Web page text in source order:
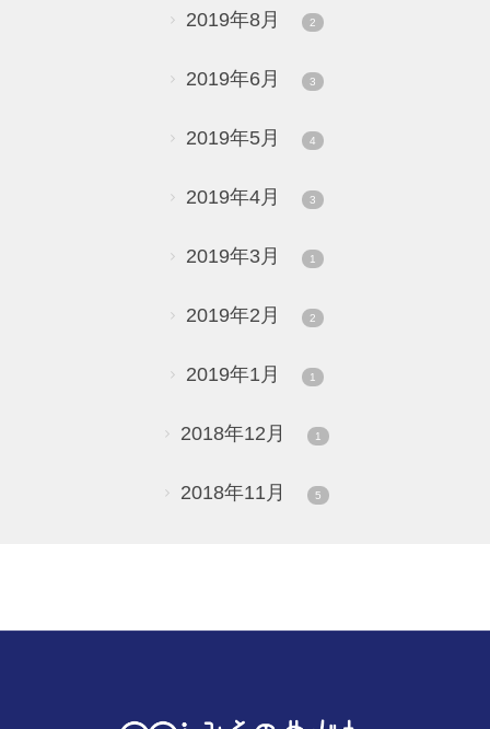
2019年8月 2
2019年6月 3
2019年5月 4
2019年4月 3
2019年3月 1
2019年2月 2
2019年1月 1
2018年12月 1
2018年11月 5